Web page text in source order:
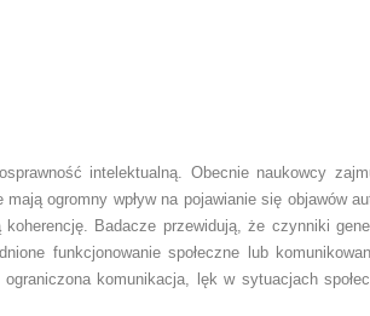
intelektualną. Obecnie naukowcy
ogromny wpływ na pojawianie się objawów
Badacze przewidują, że czynniki
funkcjonowanie społeczne lub
komunikacja, lęk w sytuacjach